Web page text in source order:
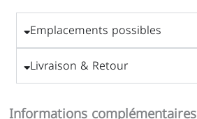
Emplacements possibles
Livraison & Retour
Informations complémentaires